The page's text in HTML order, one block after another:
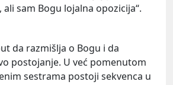
ali sam Bogu lojalna opozicija“.
da razmišlja o Bogu i da
postojanje. U već pomenutom
sestrama postoji sekvenca u